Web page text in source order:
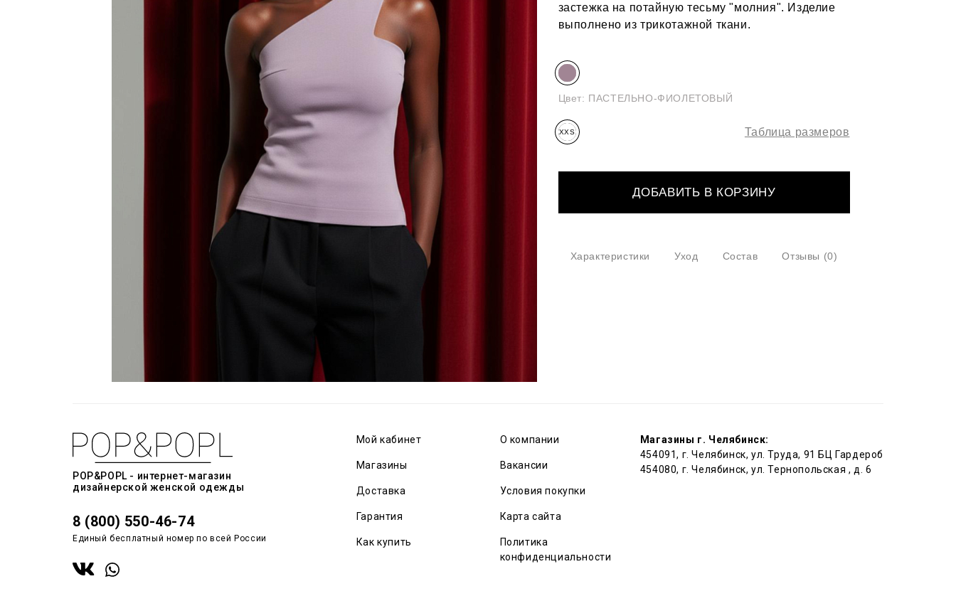
застежка на потайную тесьму "молния". Изделие
выполнено из трикотажной ткани.
Цвет: ПАСТЕЛЬНО-ФИОЛЕТОВЫЙ
XXS Таблица размеров
ДОБАВИТЬ В КОРЗИНУ
Характеристики Уход Состав Отзывы (0)
POP&POPL - интернет-магазин
дизайнерской женской одежды
8 (800) 550-46-74
Единый бесплатный номер по всей России
Мой кабинет
Магазины
Доставка
Гарантия
Как купить
О компании
Вакансии
Условия покупки
Карта сайта
Политика
конфиденциальности
Магазины г. Челябинск:
454091, г. Челябинск, ул. Труда, 91 БЦ Гардероб
454080, г. Челябинск, ул. Тернопольская , д. 6